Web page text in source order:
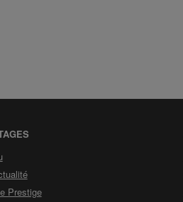
de
la
section
Avantages
Prestige